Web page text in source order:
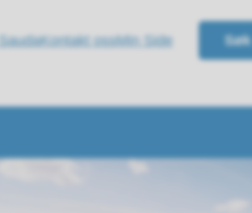
Kontakt ossMin Side Søk